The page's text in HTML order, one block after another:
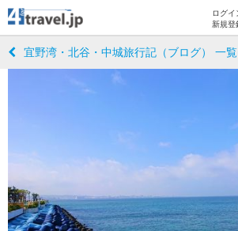
ログイ
新規登
宜野湾・北谷・中城旅行記（ブログ） 一